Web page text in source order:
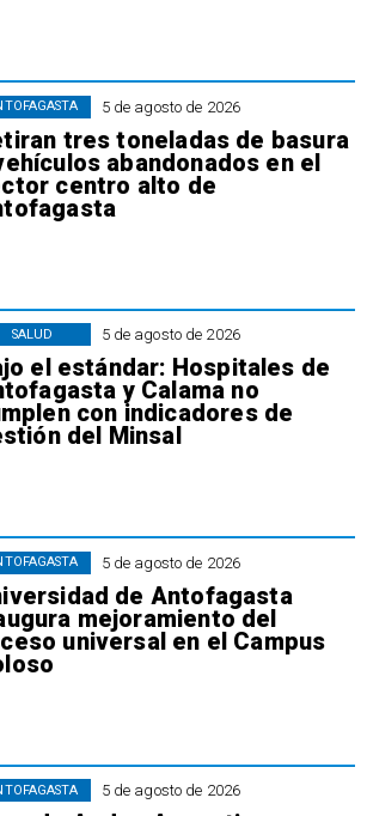
5 de agosto de 2026
tres toneladas de basura
abandonados en el
centro alto de
5 de agosto de 2026
el estándar: Hospitales de
y Calama no
con indicadores de
del Minsal
SALUD
5 de agosto de 2026
de Antofagasta
mejoramiento del
universal en el Campus
5 de agosto de 2026